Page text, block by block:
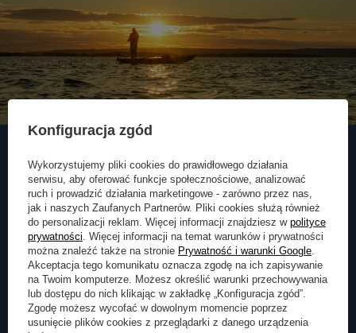
Zapisz się do naszego
Newslettera
Zapisz się do newslettera i otrzymuj najnowsze informacje o naszej
ofercie
Podaj swoje imię
Konfiguracja zgód
Wykorzystujemy pliki cookies do prawidłowego działania
serwisu, aby oferować funkcje społecznościowe, analizować
ruch i prowadzić działania marketingowe - zarówno przez nas,
jak i naszych Zaufanych Partnerów. Pliki cookies służą również
do personalizacji reklam. Więcej informacji znajdziesz w polityce
prywatności . Więcej informacji na temat warunków i prywatności
można znaleźć także na stronie Prywatność i warunki Google
Akceptacja tego komunikatu oznacza zgodę na ich zapisywanie
na Twoim komputerze. Możesz określić warunki przechowywania
lub dostępu do nich klikając w zakładkę „Konfiguracja zgód”.
Zgodę możesz wycofać w dowolnym momencie poprzez
usunięcie plików cookies z przeglądarki z danego urządzenia